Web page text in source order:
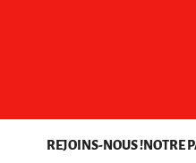
REJOINS-NOUS !NOTRE